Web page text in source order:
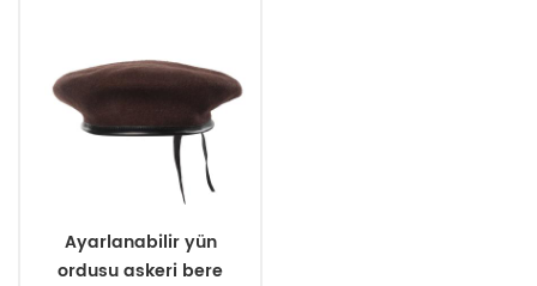
Ayarlanabilir yün
ordusu askeri bere